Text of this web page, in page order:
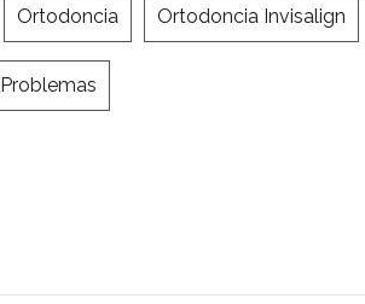
Ortodoncia Ortodoncia Invisalign
Problemas